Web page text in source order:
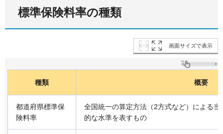
標準保険料率の種類
画面サイズで表示
種類 概要
都道府県標準保
険料率
全国統一の算定方法（2方式など）による
的な水準を表すもの